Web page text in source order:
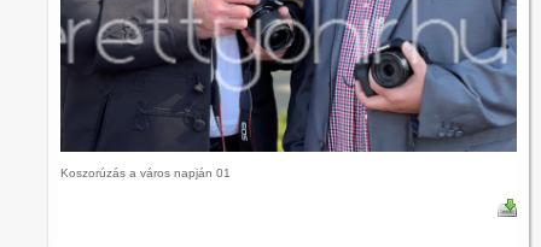
Koszorúzás a város napján 01